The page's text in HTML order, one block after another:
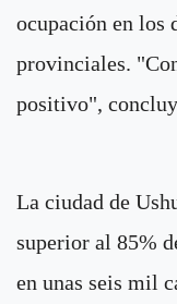
ocupación en los
provinciales.
positivo",
La ciudad de
superior al 85%
en unas seis mil